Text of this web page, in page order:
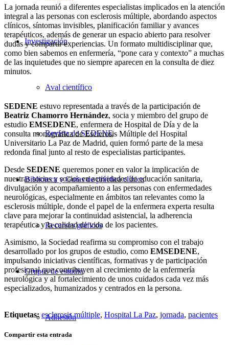
Investigación
Aval científico
Revista de SEDENE
Biblioteca y Guías de práctica clínica
Recursos gráficos
Grupos de estudio
Adhesión
La jornada reunió a diferentes especialistas implicados en la atención
integral a las personas con esclerosis múltiple, abordando aspectos
clínicos, síntomas invisibles, planificación familiar y avances
terapéuticos, además de generar un espacio abierto para resolver
dudas y compartir experiencias. Un formato multidisciplinar que,
como bien sabemos en enfermería, “pone cara y contexto” a muchas
de las inquietudes que no siempre aparecen en la consulta de diez
minutos.
SEDENE estuvo representada a través de la participación de
Beatriz Chamorro Hernández, socia y miembro del grupo de
estudio EMSEDENE, enfermera de Hospital de Día y de la
consulta monográfica de Esclerosis Múltiple del Hospital
Universitario La Paz de Madrid, quien formó parte de la mesa
redonda final junto al resto de especialistas participantes.
Desde SEDENE queremos poner en valor la implicación de
nuestras socias y socios en actividades de educación sanitaria,
divulgación y acompañamiento a las personas con enfermedades
neurológicas, especialmente en ámbitos tan relevantes como la
esclerosis múltiple, donde el papel de la enfermera experta resulta
clave para mejorar la continuidad asistencial, la adherencia
terapéutica y la calidad de vida de los pacientes.
Asimismo, la Sociedad reafirma su compromiso con el trabajo
desarrollado por los grupos de estudio, como EMSEDENE,
impulsando iniciativas científicas, formativas y de participación
profesional que contribuyen al crecimiento de la enfermería
neurológica y al fortalecimiento de unos cuidados cada vez más
especializados, humanizados y centrados en la persona.
Etiquetas: esclerosis múltiple, Hospital La Paz, jornada, pacientes
Compartir esta entrada